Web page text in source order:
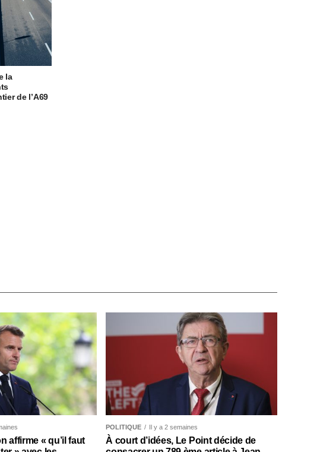
la
de l’A69
affirme « qu’il faut
POLITIQUE Il y a 2 semaines
À court d’idées, Le Point décide de